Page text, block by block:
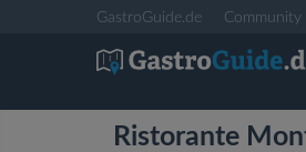
GastroGuide.de Community
Ristorante